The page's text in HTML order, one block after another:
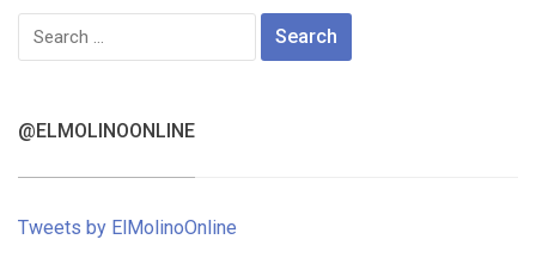
Search
for:
@ELMOLINOONLINE
Tweets by ElMolinoOnline